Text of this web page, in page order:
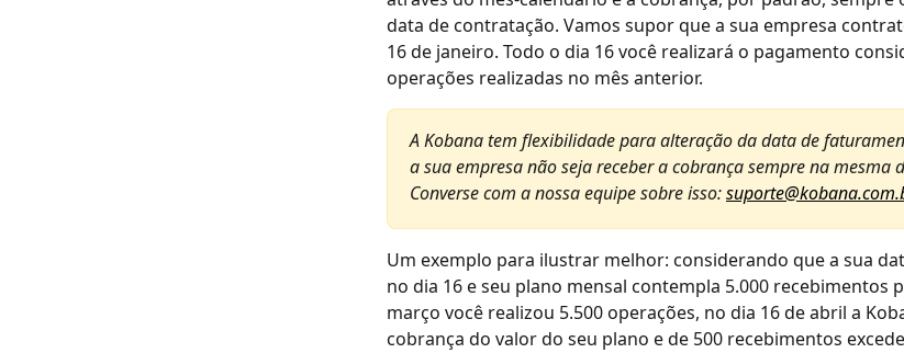
data de contratação. Vamos supor que a sua empresa
16 de janeiro. Todo o dia 16 você realizará o pagamento
operações realizadas no mês anterior.
A Kobana tem flexibilidade para alteração da data de
a sua empresa não seja receber a cobrança sempre na mesma
Converse com a nossa equipe sobre isso:
Um exemplo para ilustrar melhor: considerando que a sua
no dia 16 e seu plano mensal contempla 5.000 recebimentos
março você realizou 5.500 operações, no dia 16 de abril a
cobrança do valor do seu plano e de 500 recebimentos